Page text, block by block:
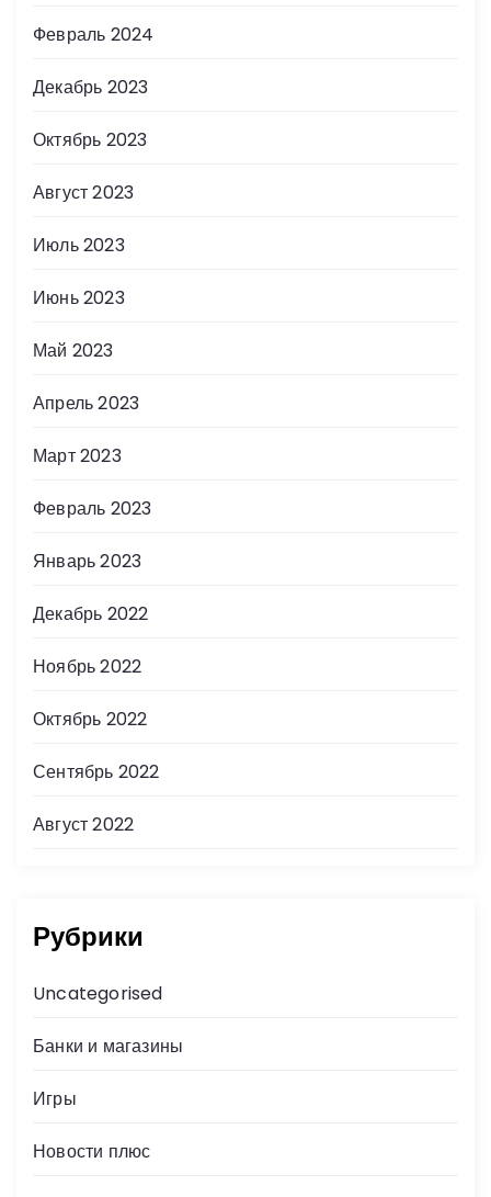
Февраль 2024
Декабрь 2023
Октябрь 2023
Август 2023
Июль 2023
Июнь 2023
Май 2023
Апрель 2023
Март 2023
Февраль 2023
Январь 2023
Декабрь 2022
Ноябрь 2022
Октябрь 2022
Сентябрь 2022
Август 2022
Рубрики
Uncategorised
Банки и магазины
Игры
Новости плюс